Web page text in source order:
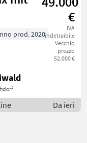
€
IVA
indetraibile
Vecchio
prezzo
52.000 €
prod. 2020
Da ieri